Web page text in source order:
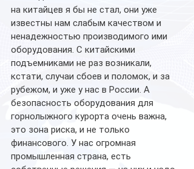
на китайцев я бы не стал, они уже
известны нам слабым качеством и
ненадежностью производимого ими
оборудования. С китайскими
подъемниками не раз возникали,
кстати, случаи сбоев и поломок, и за
рубежом, и уже у нас в России. А
безопасность оборудования для
горнолыжного курорта очень важна,
это зона риска, и не только
финансового. У нас огромная
промышленная страна, есть